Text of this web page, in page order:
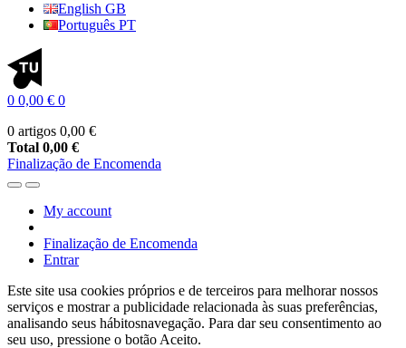
English GB
Português PT
0 0,00 € 0
0 artigos 0,00 €
Total 0,00 €
Finalização de Encomenda
My account
Finalização de Encomenda
Entrar
Este site usa cookies próprios e de terceiros para melhorar nossos
serviços e mostrar a publicidade relacionada às suas preferências,
analisando seus hábitosnavegação. Para dar seu consentimento ao
seu uso, pressione o botão Aceito.